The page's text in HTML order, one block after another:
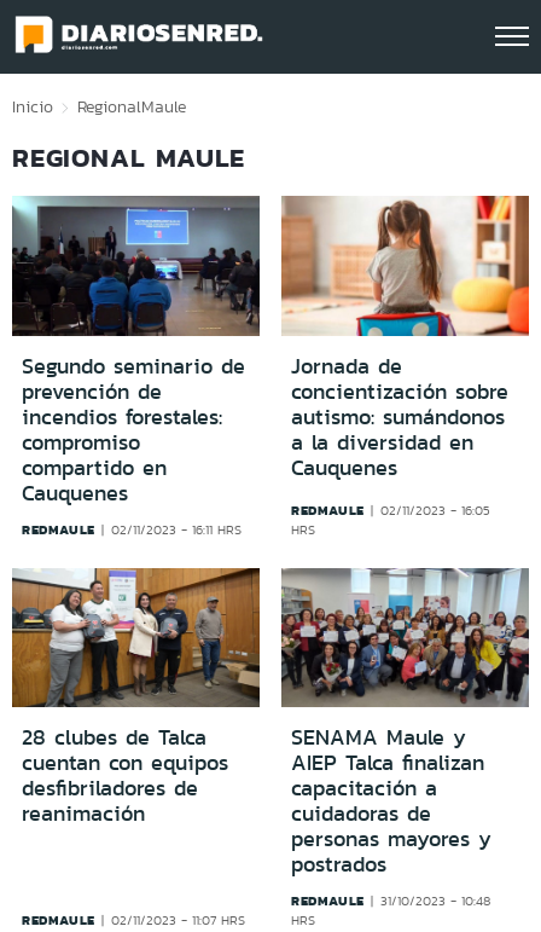
Click acá para ir directamente al contenido
Inicio RegionalMaule
REGIONAL MAULE
Segundo seminario de
prevención de
incendios forestales:
compromiso
compartido en
Cauquenes
REDMAULE 02/11/2023 - 16:11 HRS
Jornada de
concientización sobre
autismo: sumándonos
a la diversidad en
Cauquenes
REDMAULE
02/11/2023 - 16:05
HRS
28 clubes de Talca
cuentan con equipos
desfibriladores de
reanimación
REDMAULE 02/11/2023 - 11:07 HRS
SENAMA Maule y
AIEP Talca finalizan
capacitación a
cuidadoras de
personas mayores y
postrados
REDMAULE
31/10/2023 - 10:48
HRS